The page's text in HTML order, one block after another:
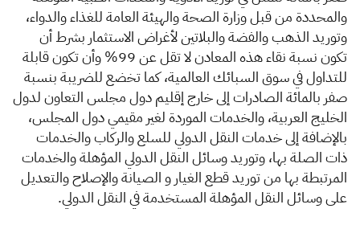
والمحددة من قبل وزارة الصحة والهيئة العامة للغذاء والدواء،
وتوريد الذهب والفضة والبلاتين لأغراض الاستثمار بشرط أن
تكون نسبة نقاء هذه المعادن لا تقل عن 99% وأن تكون قابلة
للتداول في سوق السبائك العالمية، كما تخضع للضريبة بنسبة
صفر بالمائة الصادرات إلى خارج إقليم دول مجلس التعاون لدول
الخليج العربية، والخدمات الموردة لغير مقيمي دول المجلس،
بالإضافة إلى خدمات النقل الدولي للسلع والركاب والخدمات
ذات الصلة بها، وتوريد وسائل النقل الدولي المؤهلة والخدمات
المرتبطة بها من توريد قطع الغيار و الصيانة والإصلاح والتعديل
على وسائل النقل المؤهلة المستخدمة في النقل الدولي.